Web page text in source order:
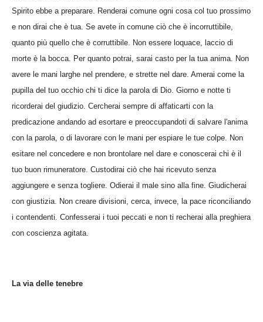
Spirito ebbe a preparare. Renderai comune ogni cosa col tuo prossimo
e non dirai che è tua. Se avete in comune ciò che è incorruttibile,
quanto più quello che è corruttibile. Non essere loquace, laccio di
morte è la bocca. Per quanto potrai, sarai casto per la tua anima. Non
avere le mani larghe nel prendere, e strette nel dare. Amerai come la
pupilla del tuo occhio chi ti dice la parola di Dio. Giorno e notte ti
ricorderai del giudizio. Cercherai sempre di affaticarti con la
predicazione andando ad esortare e preoccupandoti di salvare l'anima
con la parola, o di lavorare con le mani per espiare le tue colpe. Non
esitare nel concedere e non brontolare nel dare e conoscerai chi è il
tuo buon rimuneratore. Custodirai ciò che hai ricevuto senza
aggiungere e senza togliere. Odierai il male sino alla fine. Giudicherai
con giustizia. Non creare divisioni, cerca, invece, la pace riconciliando
i contendenti. Confesserai i tuoi peccati e non ti recherai alla preghiera
con coscienza agitata.
La via delle tenebre